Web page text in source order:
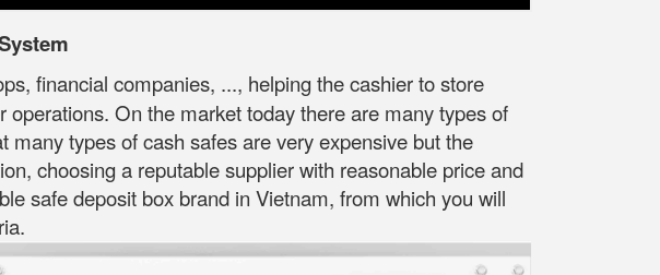
financial companies, ..., helping the cashier to store
On the market today there are many types of
types of cash safes are very expensive but the
choosing a reputable supplier with reasonable price and
safe deposit box brand in Vietnam, from which you will